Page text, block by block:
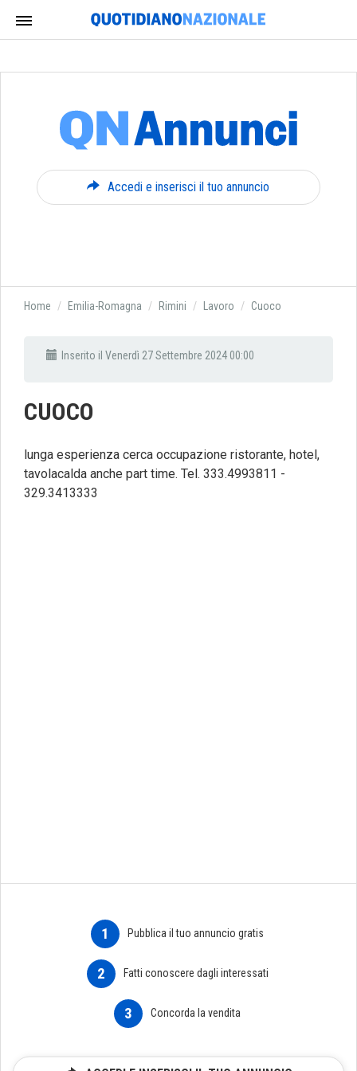
Accedi e inserisci il tuo annuncio
Home Emilia-Romagna Rimini Lavoro Cuoco
Inserito il Venerdì 27 Settembre 2024 00:00
CUOCO
lunga esperienza cerca occupazione ristorante, hotel,
tavolacalda anche part time. Tel. 333.4993811 -
329.3413333
1 Pubblica il tuo annuncio gratis
2 Fatti conoscere dagli interessati
3 Concorda la vendita